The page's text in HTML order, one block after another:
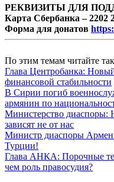
РЕКВИЗИТЫ ДЛЯ
Карта Сбербанка – 2202
Форма для донатов
По этим темам читайте
Глава Центробанка:
финансовой стабильности
В Сирии погиб
армянин по
Министерство диаспоры:
зависят не от нас
Министр диаспоры
Турции!
Глава АНКА: Порочные
чем роль правосудия?